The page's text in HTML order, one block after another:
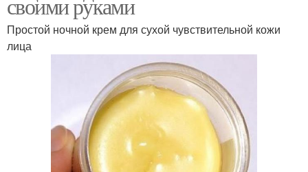
Простой ночной крем для сухой чувствительной кожи
лица